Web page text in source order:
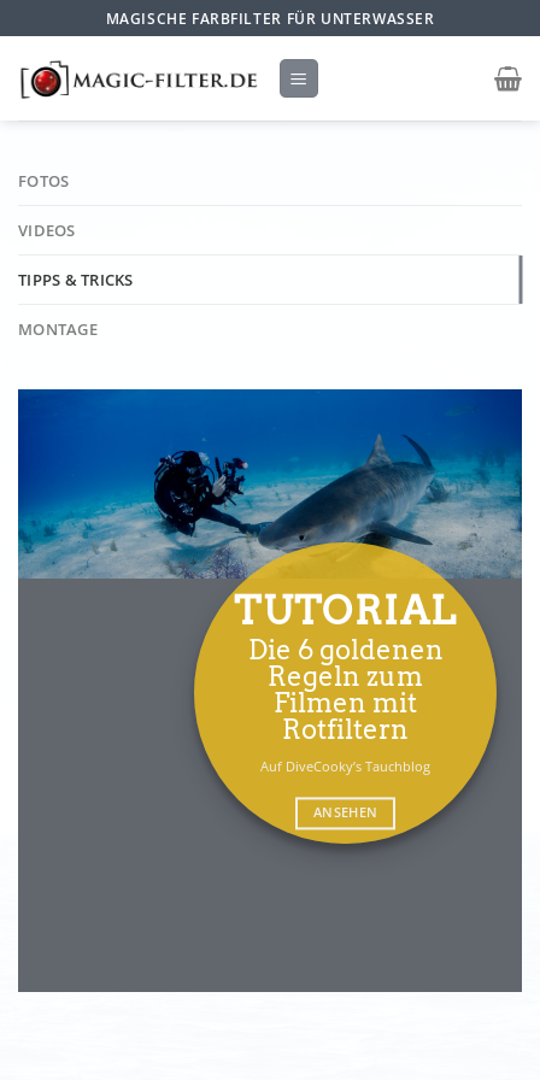
Inhalt
springen
MAGISCHE FARBFILTER FÜR UNTERWASSER
FOTOS
VIDEOS
TIPPS & TRICKS
MONTAGE
TUTORIAL
Die 6 goldenen
Regeln zum
Filmen mit
Rotfiltern
Auf DiveCooky’s Tauchblog
ANSEHEN